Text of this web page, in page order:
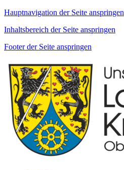
Hauptnavigation der Seite anspringen
Inhaltsbereich der Seite anspringen
Footer der Seite anspringen